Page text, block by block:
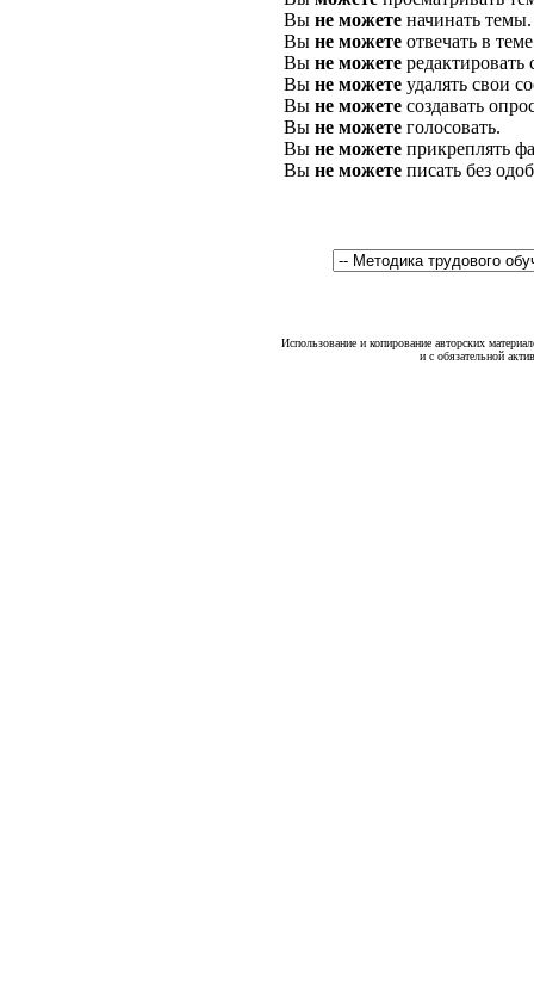
Вы не можете начинать темы.
Вы не можете отвечать в
Вы не можете
Вы не можете удалять свои
Вы не можете создавать
Вы не можете голосовать.
Вы не можете прикреплять
Вы не можете писать без
Использование и копирование авторских
и с обязательной